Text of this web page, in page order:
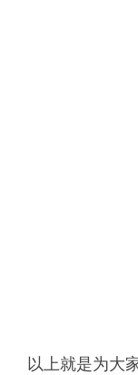
以上就是为大